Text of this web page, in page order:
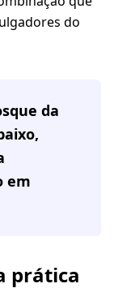
do
da
em
prática